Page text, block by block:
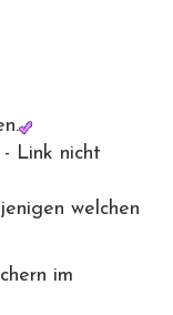
Link nicht
welchen
im